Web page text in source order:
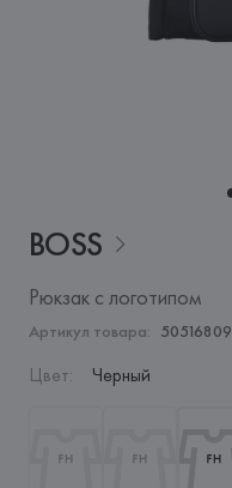
BOSS
Рюкзак с логотипом
Артикул товара: 50516809
Цвет: Черный